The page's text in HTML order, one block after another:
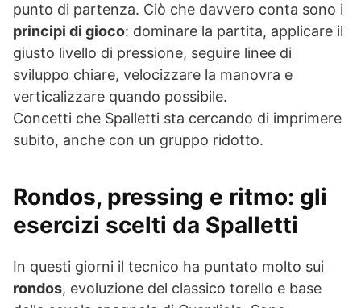
punto di partenza. Ciò che davvero conta sono i
principi di gioco: dominare la partita, applicare il
giusto livello di pressione, seguire linee di
sviluppo chiare, velocizzare la manovra e
verticalizzare quando possibile.
Concetti che Spalletti sta cercando di imprimere
subito, anche con un gruppo ridotto.
Rondos, pressing e ritmo: gli
esercizi scelti da Spalletti
In questi giorni il tecnico ha puntato molto sui
rondos, evoluzione del classico torello e base